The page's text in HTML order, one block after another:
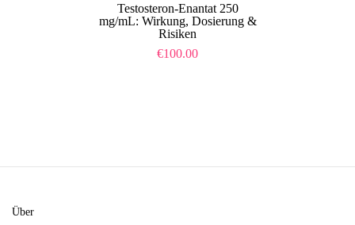
Testosteron-Enantat 250
mg/mL: Wirkung, Dosierung &
Risiken
€100.00
Über